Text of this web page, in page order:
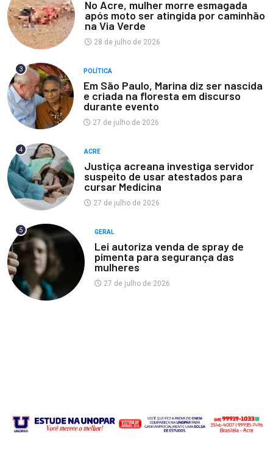
No Acre, mulher morre esmagada
após moto ser atingida por caminhão
na Via Verde
28 de julho de 2026
3 POLÍTICA
Em São Paulo, Marina diz ser nascida
e criada na floresta em discurso
durante evento
27 de julho de 2026
4 ACRE
Justiça acreana investiga servidor
suspeito de usar atestados para
cursar Medicina
27 de julho de 2026
5 GERAL
Lei autoriza venda de spray de
pimenta para segurança das
mulheres
27 de julho de 2026